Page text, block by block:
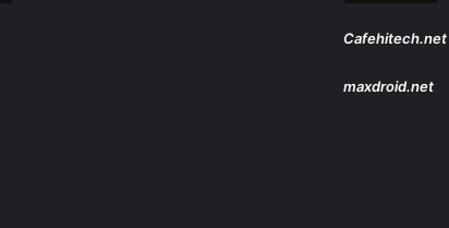
Cafehitech.net
maxdroid.net